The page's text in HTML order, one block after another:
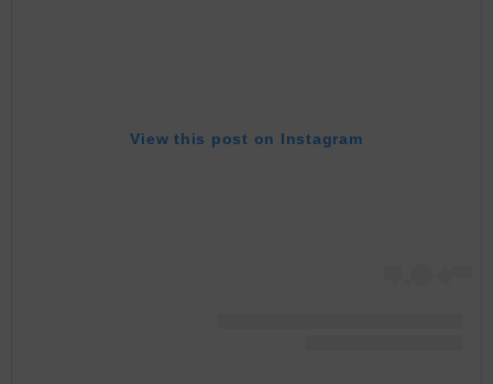
View this post on Instagram